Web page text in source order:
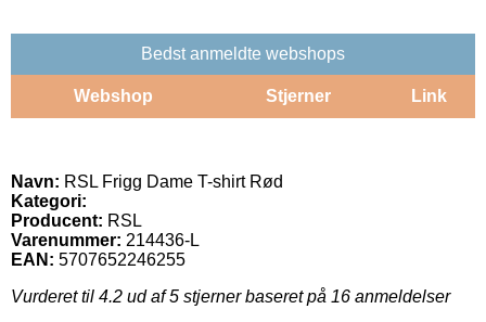
Bedst anmeldte webshops
Webshop Stjerner Link
Navn: RSL Frigg Dame T-shirt Rød
Kategori:
Producent: RSL
Varenummer: 214436-L
EAN: 5707652246255
Vurderet til 4.2 ud af 5 stjerner baseret på 16 anmeldelser